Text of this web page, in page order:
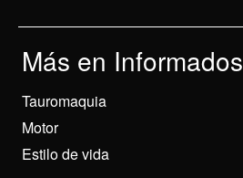
Más en Informados
Tauromaquia
Motor
Estilo de vida